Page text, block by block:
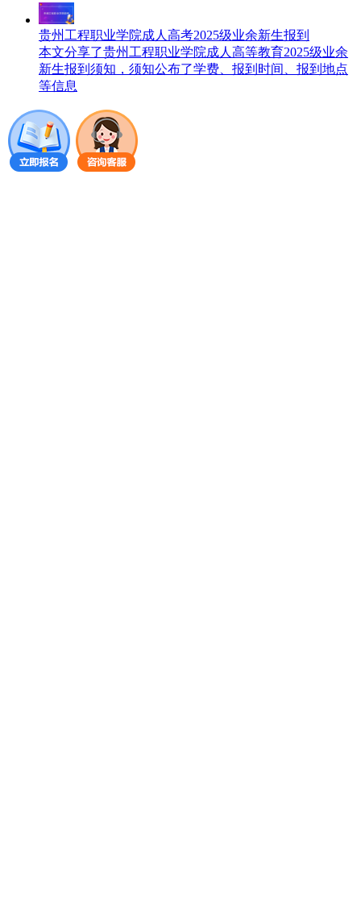
贵州工程职业学院成人高考2025级业余新生报到
本文分享了贵州工程职业学院成人高等教育2025级业余
新生报到须知，须知公布了学费、报到时间、报到地点
等信息